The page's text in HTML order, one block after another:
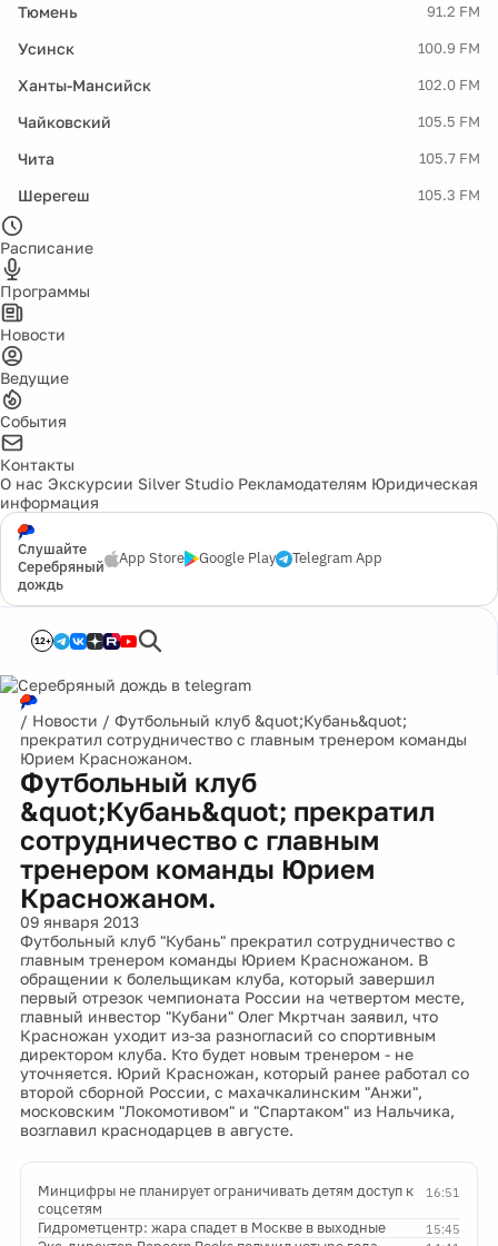
Тюмень 91.2 FM
Усинск 100.9 FM
Ханты-Мансийск 102.0 FM
Чайковский 105.5 FM
Чита 105.7 FM
Шерегеш 105.3 FM
Расписание
Программы
Новости
Ведущие
События
Контакты
О нас Экскурсии Silver Studio Рекламодателям Юридическая
информация
Слушайте
Серебряный
дождь
App Store Google Play Telegram App
12+
/ Новости / Футбольный клуб &quot;Кубань&quot;
прекратил сотрудничество с главным тренером команды
Юрием Красножаном.
Футбольный клуб
&quot;Кубань&quot; прекратил
сотрудничество с главным
тренером команды Юрием
Красножаном.
09 января 2013
Футбольный клуб "Кубань" прекратил сотрудничество с
главным тренером команды Юрием Красножаном. В
обращении к болельщикам клуба, который завершил
первый отрезок чемпионата России на четвертом месте,
главный инвестор "Кубани" Олег Мкртчан заявил, что
Красножан уходит из-за разногласий со спортивным
директором клуба. Кто будет новым тренером - не
уточняется. Юрий Красножан, который ранее работал со
второй сборной России, с махачкалинским "Анжи",
московским "Локомотивом" и "Спартаком" из Нальчика,
возглавил краснодарцев в августе.
16:51
Минцифры не планирует ограничивать детям доступ к
соцсетям
15:45
Гидрометцентр: жара спадет в Москве в выходные